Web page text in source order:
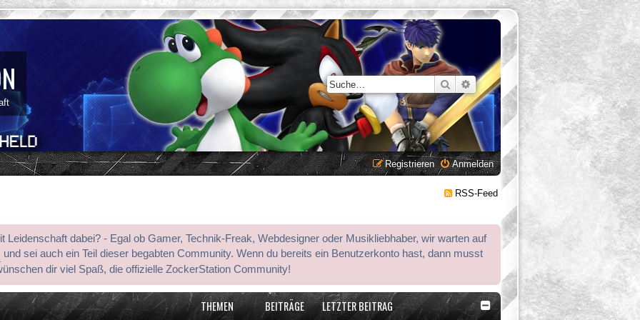
SucheErweiterte Suche
Anmelden
Registrieren
RSS-Feed
Leidenschaft dabei? - Egal ob Gamer, Technik-Freak, Webdesigner oder Musikliebhaber, wir warten auf
und sei auch ein Teil dieser begabten Community. Wenn du bereits ein Benutzerkonto hast, dann musst
dir viel Spaß, die offizielle ZockerStation Community!
THEMEN BEITRÄGE LETZTER BEITRAG